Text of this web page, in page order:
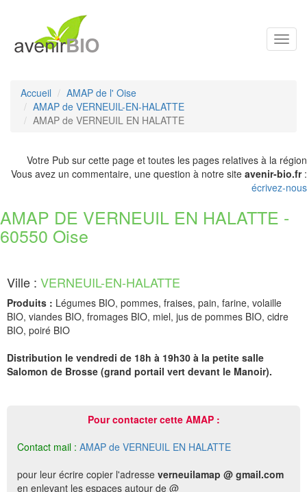
Accueil
AMAP de l' Oise
AMAP de VERNEUIL-EN-HALATTE
AMAP de VERNEUIL EN HALATTE
Votre Pub sur cette page et toutes les pages relatives à la région
Vous avez un commentaire, une question à notre site avenir-bio.fr:
écrivez-nous
AMAP DE VERNEUIL EN HALATTE -
60550 Oise
Ville : VERNEUIL-EN-HALATTE
Produits : Légumes BIO, pommes, fraises, pain, farine, volaille
BIO, viandes BIO, fromages BIO, miel, jus de pommes BIO, cidre
BIO, poiré BIO
Distribution le vendredi de 18h à 19h30 à la petite salle
Salomon de Brosse (grand portail vert devant le Manoir).
Pour contacter cette AMAP :
Contact mail : AMAP de VERNEUIL EN HALATTE
pour leur écrire copier l'adresse verneuilamap @ gmail.com
en enlevant les espaces autour de @